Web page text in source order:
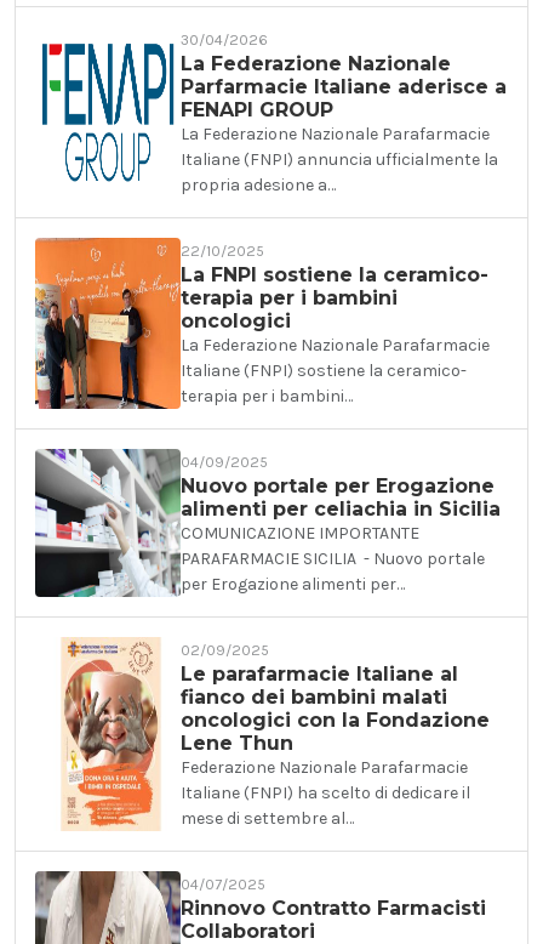
30/04/2026
La Federazione Nazionale
Parfarmacie Italiane aderisce a
FENAPI GROUP
La Federazione Nazionale Parafarmacie
Italiane (FNPI) annuncia ufficialmente la
propria adesione a…
22/10/2025
La FNPI sostiene la ceramico-
terapia per i bambini
oncologici
La Federazione Nazionale Parafarmacie
Italiane (FNPI) sostiene la ceramico-
terapia per i bambini…
04/09/2025
Nuovo portale per Erogazione
alimenti per celiachia in Sicilia
COMUNICAZIONE IMPORTANTE
PARAFARMACIE SICILIA - Nuovo portale
per Erogazione alimenti per…
02/09/2025
Le parafarmacie Italiane al
fianco dei bambini malati
oncologici con la Fondazione
Lene Thun
Federazione Nazionale Parafarmacie
Italiane (FNPI) ha scelto di dedicare il
mese di settembre al…
04/07/2025
Rinnovo Contratto Farmacisti
Collaboratori